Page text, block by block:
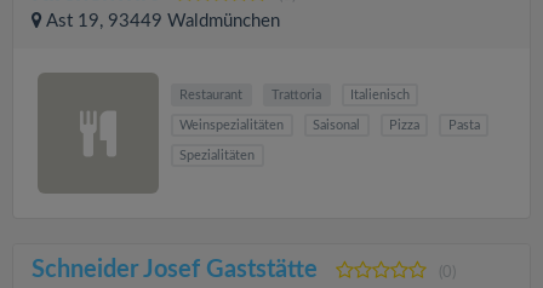
Ast 19, 93449 Waldmünchen
Restaurant Trattoria Italienisch
Weinspezialitäten Saisonal Pizza Pasta
Spezialitäten
Schneider Josef Gaststätte (0)